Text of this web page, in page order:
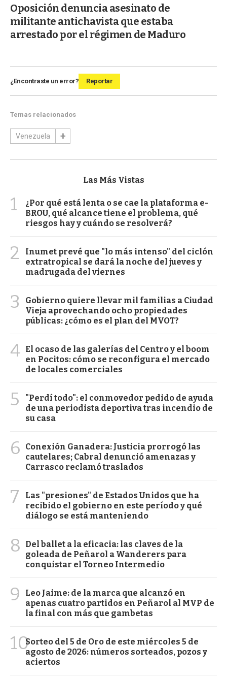
Oposición denuncia asesinato de
militante antichavista que estaba
arrestado por el régimen de Maduro
¿Encontraste un error? Reportar
Temas relacionados
Venezuela
Las Más Vistas
1
¿Por qué está lenta o se cae la plataforma e-
BROU, qué alcance tiene el problema, qué
riesgos hay y cuándo se resolverá?
2
Inumet prevé que "lo más intenso" del ciclón
extratropical se dará la noche del jueves y
madrugada del viernes
3
Gobierno quiere llevar mil familias a Ciudad
Vieja aprovechando ocho propiedades
públicas: ¿cómo es el plan del MVOT?
4 El ocaso de las galerías del Centro y el boom
en Pocitos: cómo se reconfigura el mercado
de locales comerciales
5
"Perdí todo": el conmovedor pedido de ayuda
de una periodista deportiva tras incendio de
su casa
6
Conexión Ganadera: Justicia prorrogó las
cautelares; Cabral denunció amenazas y
Carrasco reclamó traslados
7
Las "presiones" de Estados Unidos que ha
recibido el gobierno en este período y qué
diálogo se está manteniendo
8
Del ballet a la eficacia: las claves de la
goleada de Peñarol a Wanderers para
conquistar el Torneo Intermedio
9
Leo Jaime: de la marca que alcanzó en
apenas cuatro partidos en Peñarol al MVP de
la final con más que gambetas
10Sorteo del 5 de Oro de este miércoles 5 de
agosto de 2026: números sorteados, pozos y
aciertos